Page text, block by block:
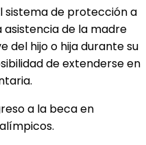
sistema de protección a
de la madre
del hijo o hija durante su
de extenderse en
a la beca en